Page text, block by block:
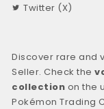
Twitter (X)
Discover rare and
Seller. Check the
collection on the
Pokémon Trading